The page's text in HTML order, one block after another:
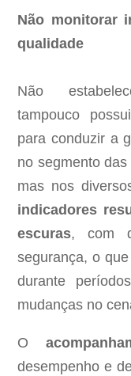
Não monitorar
qualidade
Não
tampouco
para conduzir a
no segmento
mas nos
indicadores
escuras, com
segurança, o
durante
mudanças no
O
desempenho e